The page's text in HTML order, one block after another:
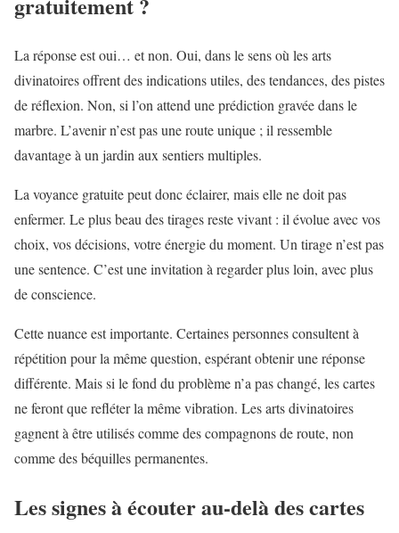
La réponse est oui… et non. Oui, dans le sens où les arts
divinatoires offrent des indications utiles, des tendances, des pistes
de réflexion. Non, si l’on attend une prédiction gravée dans le
marbre. L’avenir n’est pas une route unique ; il ressemble
davantage à un jardin aux sentiers multiples.
La voyance gratuite peut donc éclairer, mais elle ne doit pas
enfermer. Le plus beau des tirages reste vivant : il évolue avec vos
choix, vos décisions, votre énergie du moment. Un tirage n’est pas
une sentence. C’est une invitation à regarder plus loin, avec plus
de conscience.
Cette nuance est importante. Certaines personnes consultent à
répétition pour la même question, espérant obtenir une réponse
différente. Mais si le fond du problème n’a pas changé, les cartes
ne feront que refléter la même vibration. Les arts divinatoires
gagnent à être utilisés comme des compagnons de route, non
comme des béquilles permanentes.
Les signes à écouter au-delà des cartes